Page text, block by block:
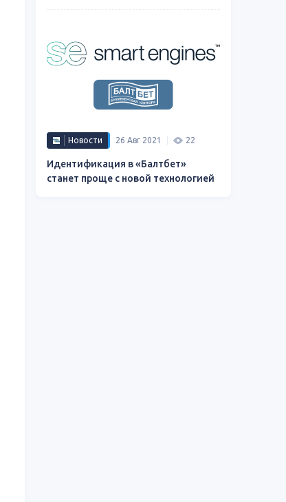
Новости 26 Авг 2021 22
Идентификация в «Балтбет»
станет проще с новой технологией